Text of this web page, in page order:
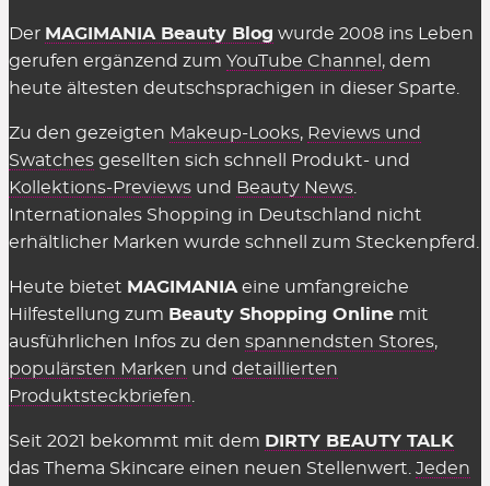
Der MAGIMANIA Beauty Blog wurde 2008 ins Leben
gerufen ergänzend zum YouTube Channel , dem
heute ältesten deutschsprachigen in dieser Sparte.
Zu den gezeigten Makeup-Looks, Reviews und
Swatches gesellten sich schnell Produkt- und
Kollektions-Previews und Beauty News.
Internationales Shopping in Deutschland nicht
erhältlicher Marken wurde schnell zum Steckenpferd.
Heute bietet MAGIMANIAeine umfangreiche
Hilfestellung zum Beauty Shopping Online mit
ausführlichen Infos zu den spannendsten Stores,
populärsten Marken und detaillierten
Produktsteckbriefen.
Seit 2021 bekommt mit dem DIRTY BEAUTY TALK
das Thema Skincare einen neuen Stellenwert. Jeden